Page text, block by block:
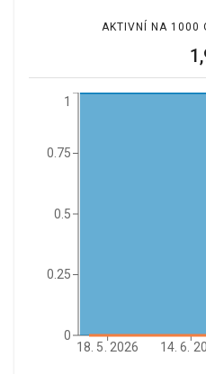
AKTIVNÍ NA 1000
18. 5. 2026 14. 6.
0
0.25
0.5
0.75
1